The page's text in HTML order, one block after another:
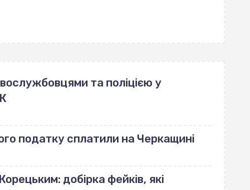
та поліцією у
податку сплатили на Черкащині
добірка фейків, які